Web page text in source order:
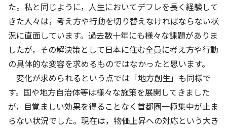
た。私と同じように，人生においてデフレを長く経験して
きた人々は，考え方や行動を切り替えなければならない状
況に直面しています。過去数十年にも様々な課題がありま
したが，その解決策として日本に住む全員に考え方や行動
の具体的な変容を求めるものではなかったと思います。
変化が求められるという点では「地方創生」も同様で
す。国や地方自治体等は様々な施策を展開してきました
が，目覚ましい効果を得ることなく首都圏一極集中が止ま
らない状況でした。現在は，物価上昇への対応という大き